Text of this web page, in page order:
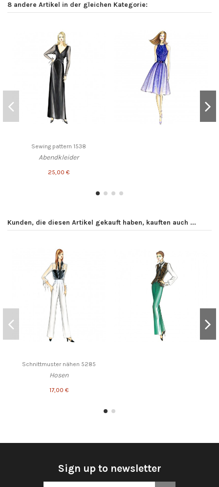
8 andere Artikel in der gleichen Kategorie:
Sewing pattern 1538
Abendkleider
25,00 €
Kunden, die diesen Artikel gekauft haben, kauften auch ...
Schnittmuster nähen 5285
Hosen
17,00 €
Sign up to newsletter